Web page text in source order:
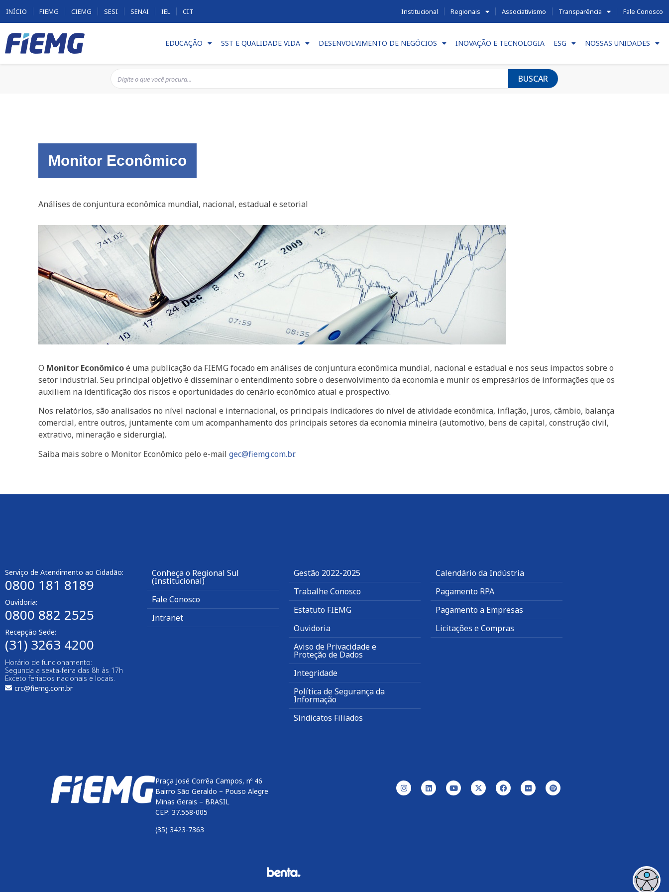
INÍCIO FIEMG CIEMG SESI SENAI IEL CIT Institucional Regionais Associativismo Transparência Fale Conosco
EDUCAÇÃO SST E QUALIDADE VIDA DESENVOLVIMENTO DE NEGÓCIOS INOVAÇÃO E TECNOLOGIA ESG NOSSAS UNIDADES
BUSCAR
Monitor Econômico
Análises de conjuntura econômica mundial, nacional, estadual e setorial
O Monitor Econômicoé uma publicação da FIEMG focado em análises de conjuntura econômica mundial, nacional e estadual e nos seus impactos sobre o
setor industrial. Seu principal objetivo é disseminar o entendimento sobre o desenvolvimento da economia e munir os empresários de informações que os
auxiliem na identificação dos riscos e oportunidades do cenário econômico atual e prospectivo.
Nos relatórios, são analisados no nível nacional e internacional, os principais indicadores do nível de atividade econômica, inflação, juros, câmbio, balança
comercial, entre outros, juntamente com um acompanhamento dos principais setores da economia mineira (automotivo, bens de capital, construção civil,
extrativo, mineração e siderurgia).
Saiba mais sobre o Monitor Econômico pelo e-mailgec@fiemg.com.br.
Serviço de Atendimento ao Cidadão:
0800 181 8189
Ouvidoria:
0800 882 2525
Recepção Sede:
(31) 3263 4200
Horário de funcionamento:
Segunda a sexta-feira das 8h às 17h
Exceto feriados nacionais e locais.
crc@fiemg.com.br
Conheça o Regional Sul
(Institucional)
Fale Conosco
Intranet
Gestão 2022-2025
Trabalhe Conosco
Estatuto FIEMG
Ouvidoria
Aviso de Privacidade e
Proteção de Dados
Integridade
Política de Segurança da
Informação
Sindicatos Filiados
Calendário da Indústria
Pagamento RPA
Pagamento a Empresas
Licitações e Compras
Praça José Corrêa Campos, nº 46
Bairro São Geraldo – Pouso Alegre
Minas Gerais – BRASIL
CEP: 37.558-005
(35) 3423-7363
btn-04